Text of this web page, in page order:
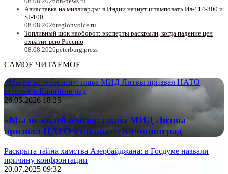
Авиаставка на миллиарды: в Индии начнут штамповать Ил‑114‑300 и
SJ‑100
08.08.2026regionvoice.ru
Топливный шок наоборот: эксперты раскрыли, когда падение цен
охватит всю Россию
08.08.2026peterburg.press
САМОЕ ЧИТАЕМОЕ
«Мы не колеблемся»: глава МИД Литвы призвал НАТО
атаковать Калининград
26.05.2026 18:25
«Мы не колеблемся»: глава МИД Литвы
призвал НАТО атаковать Калининград
Раскрыта тайна хамства Азербайджана: в Госдуме назвали
причину конфронтации
20.07.2025 09:32